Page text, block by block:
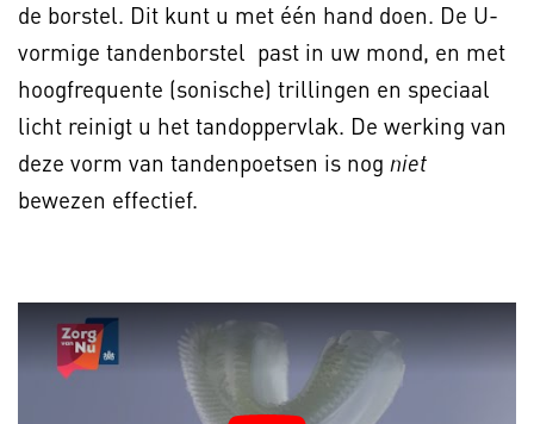
de borstel. Dit kunt u met één hand doen. De U-
vormige tandenborstel past in uw mond, en met
hoogfrequente (sonische) trillingen en speciaal
licht reinigt u het tandoppervlak. De werking van
deze vorm van tandenpoetsen is nog niet
bewezen effectief.